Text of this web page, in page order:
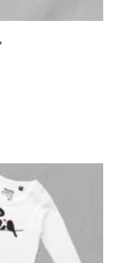
Optionen
können
gewählt
werden